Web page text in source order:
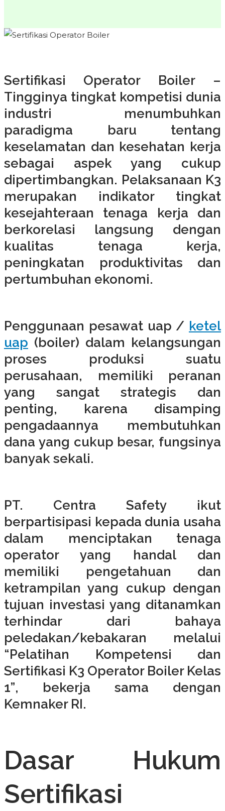
Sertifikasi Operator Boiler–
Tingginya tingkat kompetisi dunia
industri menumbuhkan
paradigma baru tentang
keselamatan dan kesehatan kerja
sebagai aspek yang cukup
dipertimbangkan. Pelaksanaan K3
merupakan indikator tingkat
kesejahteraan tenaga kerja dan
berkorelasi langsung dengan
kualitas tenaga kerja,
peningkatan produktivitas dan
pertumbuhan ekonomi.
Penggunaan pesawat uap / ketel
uap (boiler) dalam kelangsungan
proses produksi suatu
perusahaan, memiliki peranan
yang sangat strategis dan
penting, karena disamping
pengadaannya membutuhkan
dana yang cukup besar, fungsinya
banyak sekali.
PT. Centra Safety ikut
berpartisipasi kepada dunia usaha
dalam menciptakan tenaga
operator yang handal dan
memiliki pengetahuan dan
ketrampilan yang cukup dengan
tujuan investasi yang ditanamkan
terhindar dari bahaya
peledakan/kebakaran melalui
“Pelatihan Kompetensi dan
Sertifikasi K3 Operator Boiler Kelas
1”, bekerja sama dengan
Kemnaker RI.
Dasar Hukum
Sertifikasi